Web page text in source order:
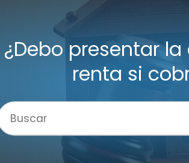
¿Debo presentar
renta si